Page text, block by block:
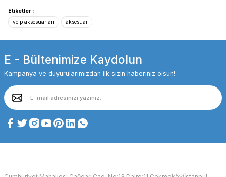
Etiketler :
velp aksesuarları
aksesuar
E - Bültenimize Kaydolun
Kampanya ve duyurularımızdan ilk sizin haberiniz olsun!